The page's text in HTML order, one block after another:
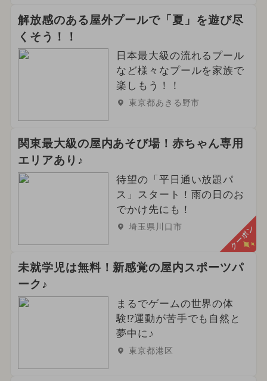
解放感のある屋外プールで「夏」を遊び尽
くそう！！
日本最大級の流れるプール
など様々なプールを家族で
楽しもう！！
東京都あきる野市
関東最大級の屋内あそび場！赤ちゃん専用
エリアあり♪
待望の「平日通い放題パ
ス」スタート！雨の日のお
でかけ先にも！
埼玉県川口市 クーポン
未就学児は無料！新感覚の屋内スポーツパ
ーク♪
まるでゲームの世界の体
験⁉運動が苦手でも自然と
夢中に♪
東京都港区